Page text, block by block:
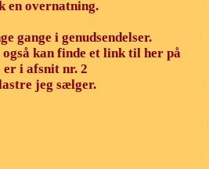
en overnatning.
gange i genudsendelser.
kan finde et link til her på
er i afsnit nr. 2
jeg sælger.